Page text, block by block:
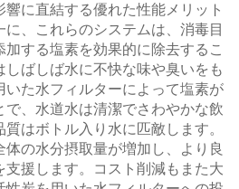
に直結する優れた性能メリット
、これらのシステムは、消毒目
する塩素を効果的に除去するこ
しばしば水に不快な味や臭いをも
いた水フィルターによって塩素が
、水道水は清潔でさわやかな飲
はボトル入り水に匹敵します。
の水分摂取量が増加し、より良
援します。コスト削減もまた大